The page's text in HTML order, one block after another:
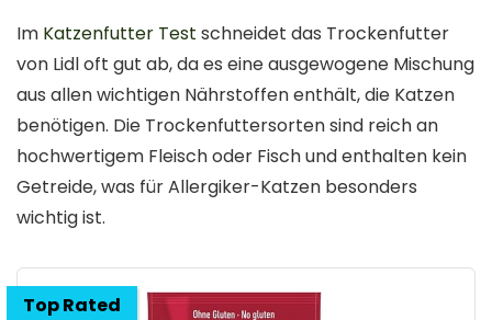
Im Katzenfutter Test schneidet das Trockenfutter
von Lidl oft gut ab, da es eine ausgewogene Mischung
aus allen wichtigen Nährstoffen enthält, die Katzen
benötigen. Die Trockenfuttersorten sind reich an
hochwertigem Fleisch oder Fisch und enthalten kein
Getreide, was für Allergiker-Katzen besonders
wichtig ist.
Top Rated